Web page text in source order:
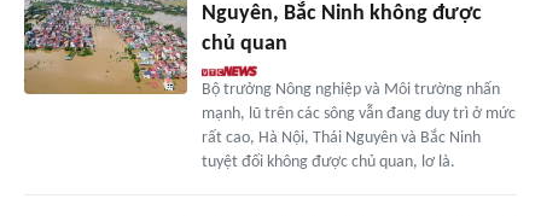
Nguyên, Bắc Ninh không được
chủ quan
Bộ trưởng Nông nghiệp và Môi trường nhấn
mạnh, lũ trên các sông vẫn đang duy trì ở mức
rất cao, Hà Nội, Thái Nguyên và Bắc Ninh
tuyệt đối không được chủ quan, lơ là.